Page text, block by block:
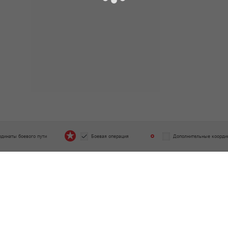
боевого пути Боевая операция Дополнительные